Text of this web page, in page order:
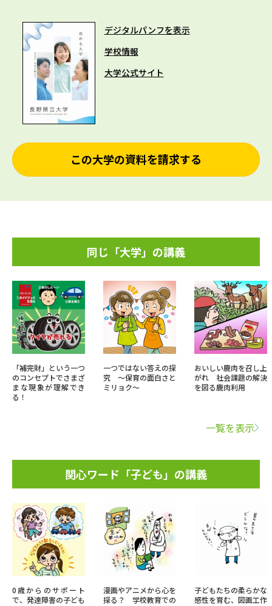
デジタルパンフを表示
学校情報
大学公式サイト
この大学の資料を請求する
同じ「大学」の講義
「補完財」という一つ
のコンセプトでさまざ
まな現象が理解でき
る！
一つではない答えの探
究 ～保育の面白さと
ミリョク～
おいしい鹿肉を召し上
がれ 社会課題の解決
を図る鹿肉利用
一覧を表示
関心ワード「子ども」の講義
0歳からのサポート
で、発達障害の子ども
漫画やアニメから心を
探る？ 学校教育での
子どもたちの柔らかな
感性を育む、図画工作